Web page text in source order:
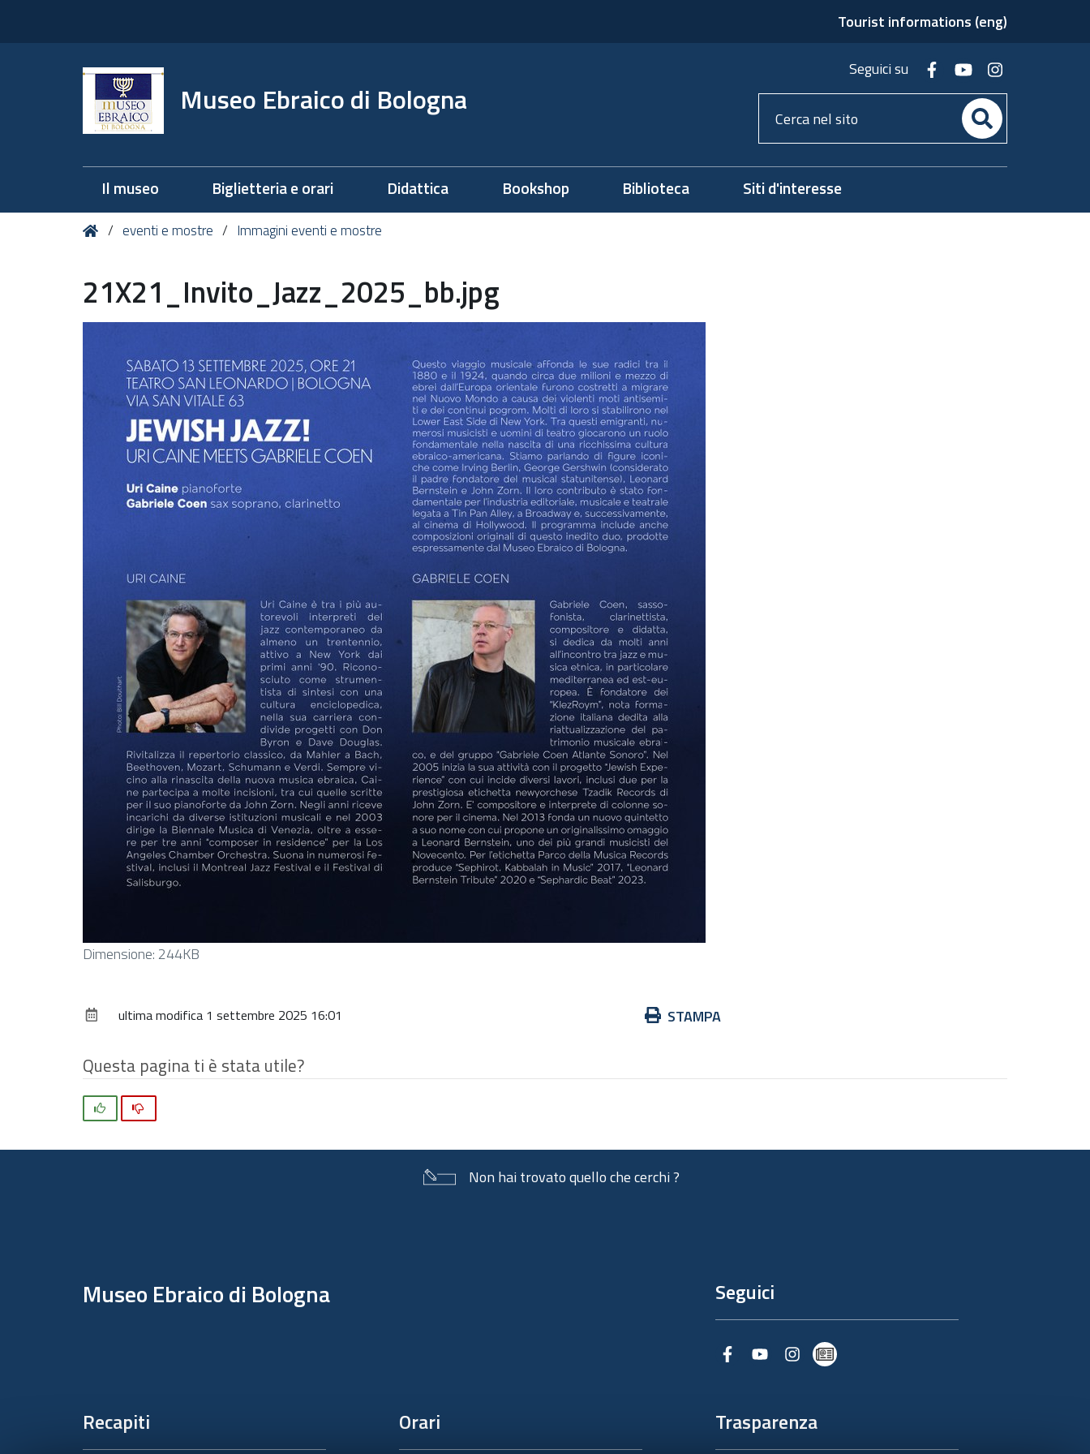
Tourist informations (eng)
Museo Ebraico di Bologna
Seguici su facebook
youtubeinstagram
Cerca
nel
Il museo Biglietteria e orari Didattica Bookshop Biblioteca Siti d'interesse
Tu Homeeventi e mostre Immagini eventi e mostre
21X21_Invito_Jazz_2025_bb.jpg
Clicca
l'immagine
dimensioni
originali…
Dimensione: 244KB
Azioni STAMPA
ultima modifica 1 settembre 2025 16:01
Questa pagina ti è stata utile?
Non hai trovato quello che cerchi ?
Museo Ebraico di Bologna Seguici
FacebookYoutubeInstagramNewsletter
Recapiti Orari Trasparenza